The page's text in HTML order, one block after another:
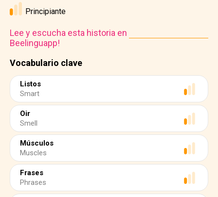
Vocabulario clave
Listos
Smart
Oir
Smell
Músculos
Muscles
Frases
Phrases
Principiante
Lee y escucha esta historia en
Beelinguapp!